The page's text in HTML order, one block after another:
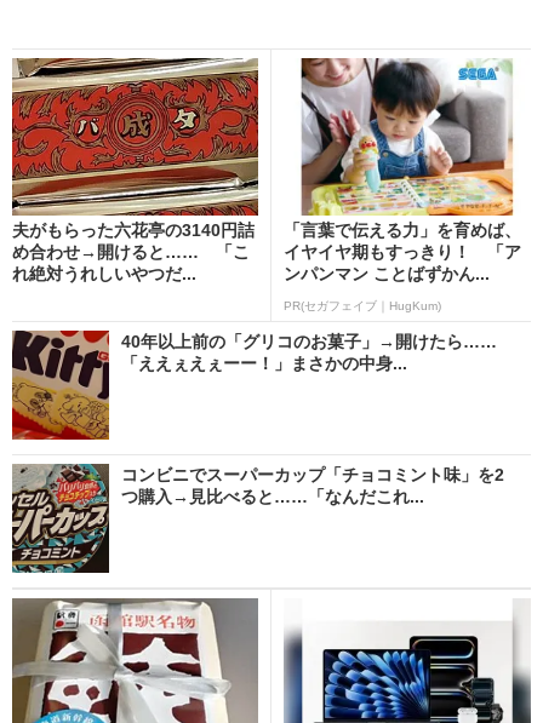
夫がもらった六花亭の3140円詰
め合わせ→開けると…… 「こ
れ絶対うれしいやつだ...
「言葉で伝える力」を育めば、
イヤイヤ期もすっきり！ 「ア
ンパンマン ことばずかん...
PR(セガフェイブ｜HugKum)
40年以上前の「グリコのお菓子」→開けたら……
「ええぇえぇーー！」まさかの中身...
コンビニでスーパーカップ「チョコミント味」を2
つ購入→見比べると……「なんだこれ...